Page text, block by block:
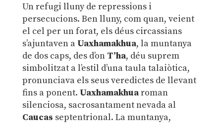
Un refugi lluny de repressions i
persecucions. Ben lluny, com quan, veient
el cel per un forat, els déus circassians
s’ajuntaven a Uaxhamakhua, la muntanya
de dos caps, des d’on T’ha, déu suprem
simbolitzat a l’estil d’una taula talaiòtica,
pronunciava els seus veredictes de llevant
fins a ponent. Uaxhamakhuaroman
silenciosa, sacrosantament nevada al
Caucas septentrional. La muntanya,